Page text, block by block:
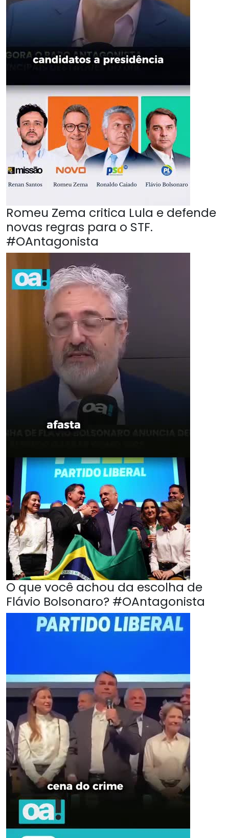
Romeu Zema critica Lula e defende
novas regras para o STF.
#OAntagonista
O que você achou da escolha de
Flávio Bolsonaro? #OAntagonista